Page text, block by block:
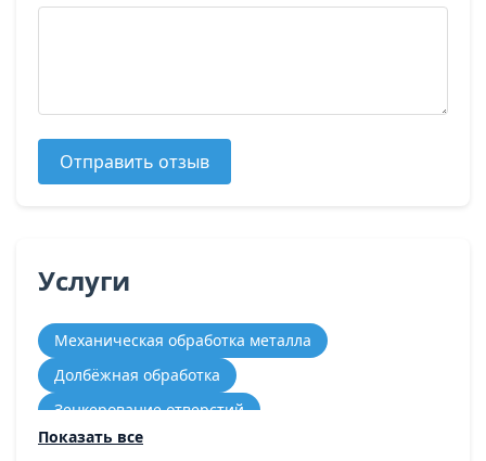
Отправить отзыв
Услуги
Механическая обработка металла
Долбёжная обработка
Зенкерование отверстий
Зубодолбёжная обработка
Показать все